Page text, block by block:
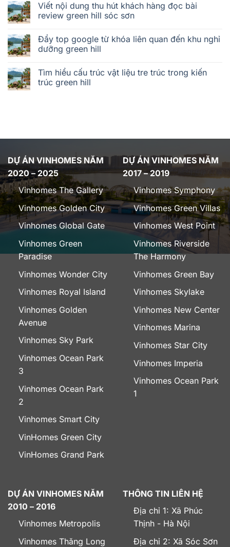
Viết nội dung thu hút khách hàng đọc bài
review green hill sóc sơn
Đẩy top google từ khóa liên quan đến khu nghỉ
dưỡng green hill
Tìm hiểu cấu trúc vật liệu tre trúc trong kiến
trúc green hill
DỰ ÁN VINHOMES NĂM
2020 – 2025
Vinhomes The Gallery
Vinhomes Golden City
Vinhomes Global Gate
Vinhomes Green
Paradise
Vinhomes Wonder City
Vinhomes Royal Island
Vinhomes Golden
Avenue
Vinhomes Sky Park
Vinhomes Ocean Park
3
Vinhomes Ocean Park
2
Vinhomes Smart City
VinHomes Green City
VinHomes Grand Park
DỰ ÁN VINHOMES NĂM
2017 – 2019
Vinhomes Symphony
Vinhomes Green Villas
Vinhomes West Point
Vinhomes Riverside
The Harmony
Vinhomes Green Bay
Vinhomes Skylake
Vinhomes New Center
Vinhomes Marina
Vinhomes Star City
Vinhomes Imperia
Vinhomes Ocean Park
1
DỰ ÁN VINHOMES NĂM
2010 – 2016
Vinhomes Metropolis
Vinhomes Thăng Long
THÔNG TIN LIÊN HỆ
Địa chỉ 1: Xã Phúc
Thịnh - Hà Nội
Địa chỉ 2: Xã Sóc Sơn